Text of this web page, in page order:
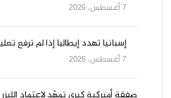
7 أغسطس، 2026
إسبانيا تهدد إيطاليا إذا لم ترفع
7 أغسطس، 2026